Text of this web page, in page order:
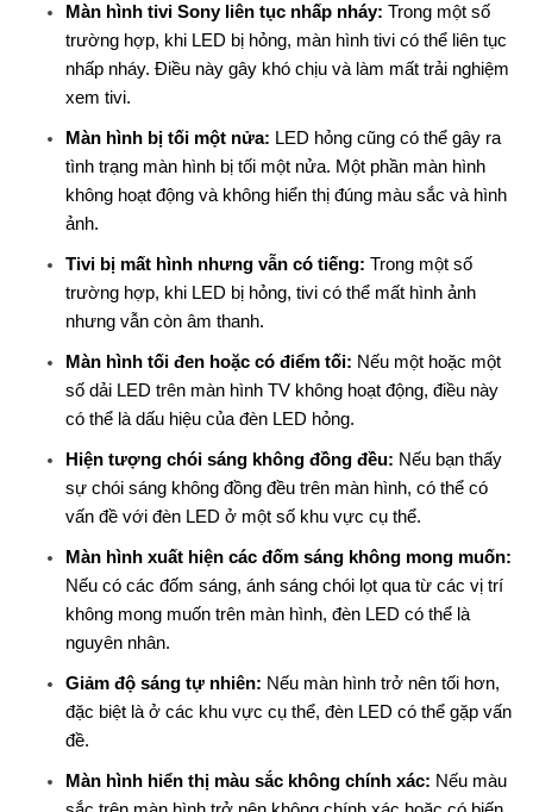
Màn hình tivi Sony liên tục nhấp nháy: Trong một số
trường hợp, khi LED bị hỏng, màn hình tivi có thể liên tục
nhấp nháy. Điều này gây khó chịu và làm mất trải nghiệm
xem tivi.
Màn hình bị tối một nửa: LED hỏng cũng có thể gây ra
tình trạng màn hình bị tối một nửa. Một phần màn hình
không hoạt động và không hiển thị đúng màu sắc và hình
ảnh.
Tivi bị mất hình nhưng vẫn có tiếng: Trong một số
trường hợp, khi LED bị hỏng, tivi có thể mất hình ảnh
nhưng vẫn còn âm thanh.
Màn hình tối đen hoặc có điểm tối: Nếu một hoặc một
số dải LED trên màn hình TV không hoạt động, điều này
có thể là dấu hiệu của đèn LED hỏng.
Hiện tượng chói sáng không đồng đều: Nếu bạn thấy
sự chói sáng không đồng đều trên màn hình, có thể có
vấn đề với đèn LED ở một số khu vực cụ thể.
Màn hình xuất hiện các đốm sáng không mong muốn:
Nếu có các đốm sáng, ánh sáng chói lọt qua từ các vị trí
không mong muốn trên màn hình, đèn LED có thể là
nguyên nhân.
Giảm độ sáng tự nhiên: Nếu màn hình trở nên tối hơn,
đặc biệt là ở các khu vực cụ thể, đèn LED có thể gặp vấn
đề.
Màn hình hiển thị màu sắc không chính xác: Nếu màu